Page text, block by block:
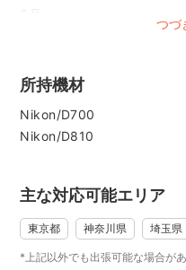
さてさて皆さまいかがお過
正直、雨は苦手です。
皆さまお身体ご自愛ください
私はと言うと、バイクの納
ぇ〜っす。
暑かったり冷んやりしたり
ましょうね。
それでは、皆さまにお会い
つづ
所持機材
Nikon/D700
Nikon/D810
主な対応可能エリア
東京都 神奈川県 埼玉県
*上記以外でも出張可能な場合があ